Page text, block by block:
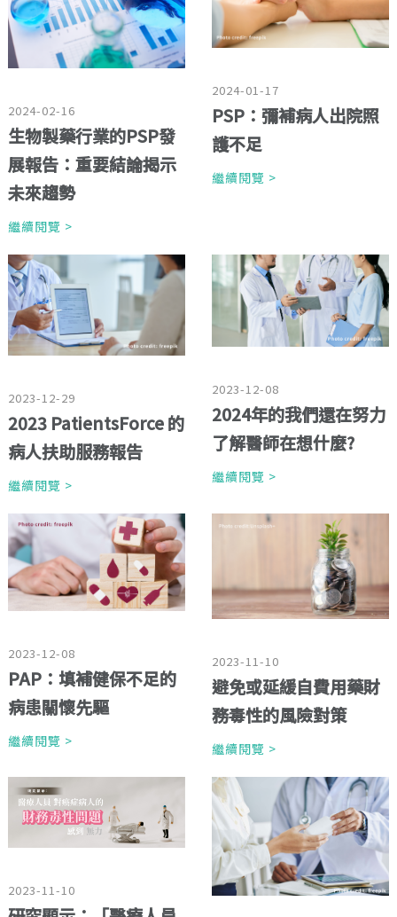
2024-02-16
生物製藥行業的PSP發
展報告：重要結論揭示
未來趨勢
繼續閱覽 >
2024-01-17
PSP：彌補病人出院照
護不足
繼續閱覽 >
2023-12-29
2023 PatientsForce 的
病人扶助服務報告
繼續閱覽 >
2023-12-08
2024年的我們還在努力
了解醫師在想什麼?
繼續閱覽 >
2023-12-08
PAP：填補健保不足的
病患關懷先驅
繼續閱覽 >
2023-11-10
避免或延緩自費用藥財
務毒性的風險對策
繼續閱覽 >
2023-11-10